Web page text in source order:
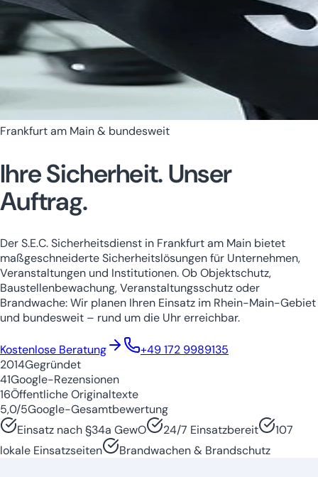
Hessen
Frankfurt am Main & bundesweit
Ihre Sicherheit.Unser
Auftrag.
Der S.E.C. Sicherheitsdienst in Frankfurt am Main bietet
maßgeschneiderte Sicherheitslösungen für Unternehmen,
Veranstaltungen und Institutionen. Ob Objektschutz,
Baustellenbewachung, Veranstaltungsschutz oder
Brandwache: Wir planen Ihren Einsatz im Rhein-Main-Gebiet
und bundesweit – rund um die Uhr erreichbar.
Kostenlose Beratung
+49 172 9989135
2014Gegründet
41Google-Rezensionen
16Öffentliche Originaltexte
5,0/5Google-Gesamtbewertung
Einsatz nach §34a GewO
24/7 Einsatzbereit
107
lokale Einsatzseiten
Brandwachen & Brandschutz